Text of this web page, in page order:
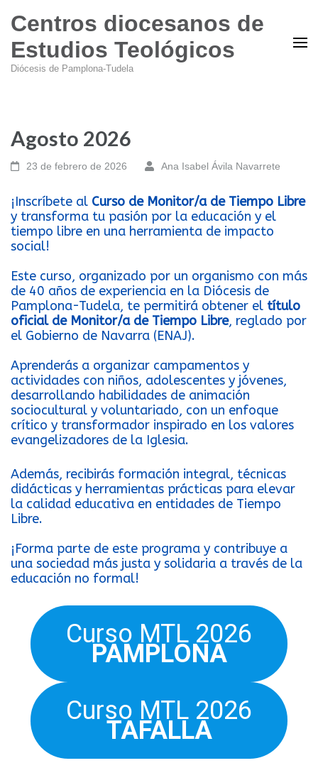
Centros diocesanos de
Estudios Teológicos
Diócesis de Pamplona-Tudela
Agosto 2026
23 de febrero de 2026 Ana Isabel Ávila Navarrete
¡Inscríbete al Curso de Monitor/a de Tiempo Libre
y transforma tu pasión por la educación y el
tiempo libre en una herramienta de impacto
social!
Este curso, organizado por un organismo con más
de 40 años de experiencia en la Diócesis de
Pamplona-Tudela, te permitirá obtener el título
oficial de Monitor/a de Tiempo Libre, reglado por
el Gobierno de Navarra (ENAJ).
Aprenderás a organizar campamentos y
actividades con niños, adolescentes y jóvenes,
desarrollando habilidades de animación
sociocultural y voluntariado, con un enfoque
crítico y transformador inspirado en los valores
evangelizadores de la Iglesia.
Además, recibirás formación integral, técnicas
didácticas y herramientas prácticas para elevar
la calidad educativa en entidades de Tiempo
Libre.
¡Forma parte de este programa y contribuye a
una sociedad más justa y solidaria a través de la
educación no formal!
Curso MTL 2026
PAMPLONA
Curso MTL 2026
TAFALLA